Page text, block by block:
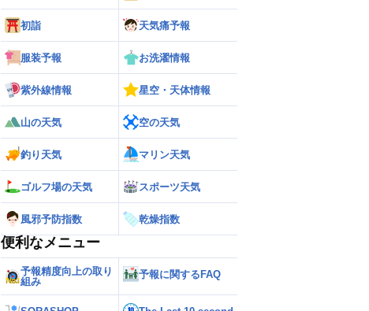
初詣 天気痛予報
服装予報 お洗濯情報
紫外線情報 星空・天体情報
山の天気 空の天気
釣り天気 マリン天気
ゴルフ場の天気 スポーツ天気
風邪予防指数 乾燥指数
便利なメニュー
予報精度向上の取り
組み
予報に関するFAQ